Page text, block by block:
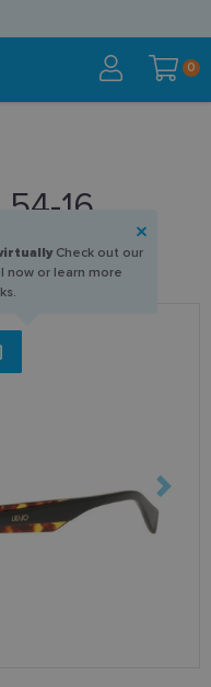
0
54-16
Check out our
now or learn more